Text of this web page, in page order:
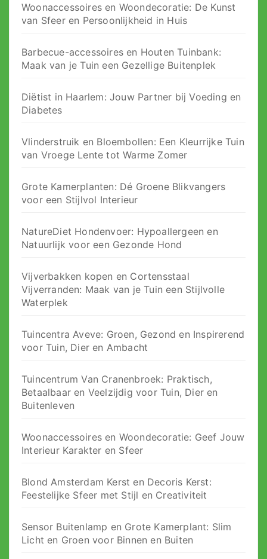
Woonaccessoires en Woondecoratie: De Kunst
van Sfeer en Persoonlijkheid in Huis
Barbecue-accessoires en Houten Tuinbank:
Maak van je Tuin een Gezellige Buitenplek
Diëtist in Haarlem: Jouw Partner bij Voeding en
Diabetes
Vlinderstruik en Bloembollen: Een Kleurrijke Tuin
van Vroege Lente tot Warme Zomer
Grote Kamerplanten: Dé Groene Blikvangers
voor een Stijlvol Interieur
NatureDiet Hondenvoer: Hypoallergeen en
Natuurlijk voor een Gezonde Hond
Vijverbakken kopen en Cortensstaal
Vijverranden: Maak van je Tuin een Stijlvolle
Waterplek
Tuincentra Aveve: Groen, Gezond en Inspirerend
voor Tuin, Dier en Ambacht
Tuincentrum Van Cranenbroek: Praktisch,
Betaalbaar en Veelzijdig voor Tuin, Dier en
Buitenleven
Woonaccessoires en Woondecoratie: Geef Jouw
Interieur Karakter en Sfeer
Blond Amsterdam Kerst en Decoris Kerst:
Feestelijke Sfeer met Stijl en Creativiteit
Sensor Buitenlamp en Grote Kamerplant: Slim
Licht en Groen voor Binnen en Buiten